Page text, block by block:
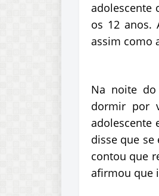
adolescente
os 12 anos.
assim como
Na noite do
dormir por
adolescente
disse que
contou que
afirmou que